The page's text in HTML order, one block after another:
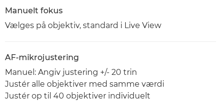
Manuelt fokus
Vælges på objektiv, standard i Live View
AF-mikrojustering
Manuel: Angiv justering +/- 20 trin
Justér alle objektiver med samme værdi
Justér op til 40 objektiver individuelt